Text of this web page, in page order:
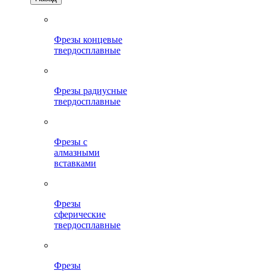
Фрезы концевые
твердосплавные
Фрезы радиусные
твердосплавные
Фрезы с
алмазными
вставками
Фрезы
сферические
твердосплавные
Фрезы